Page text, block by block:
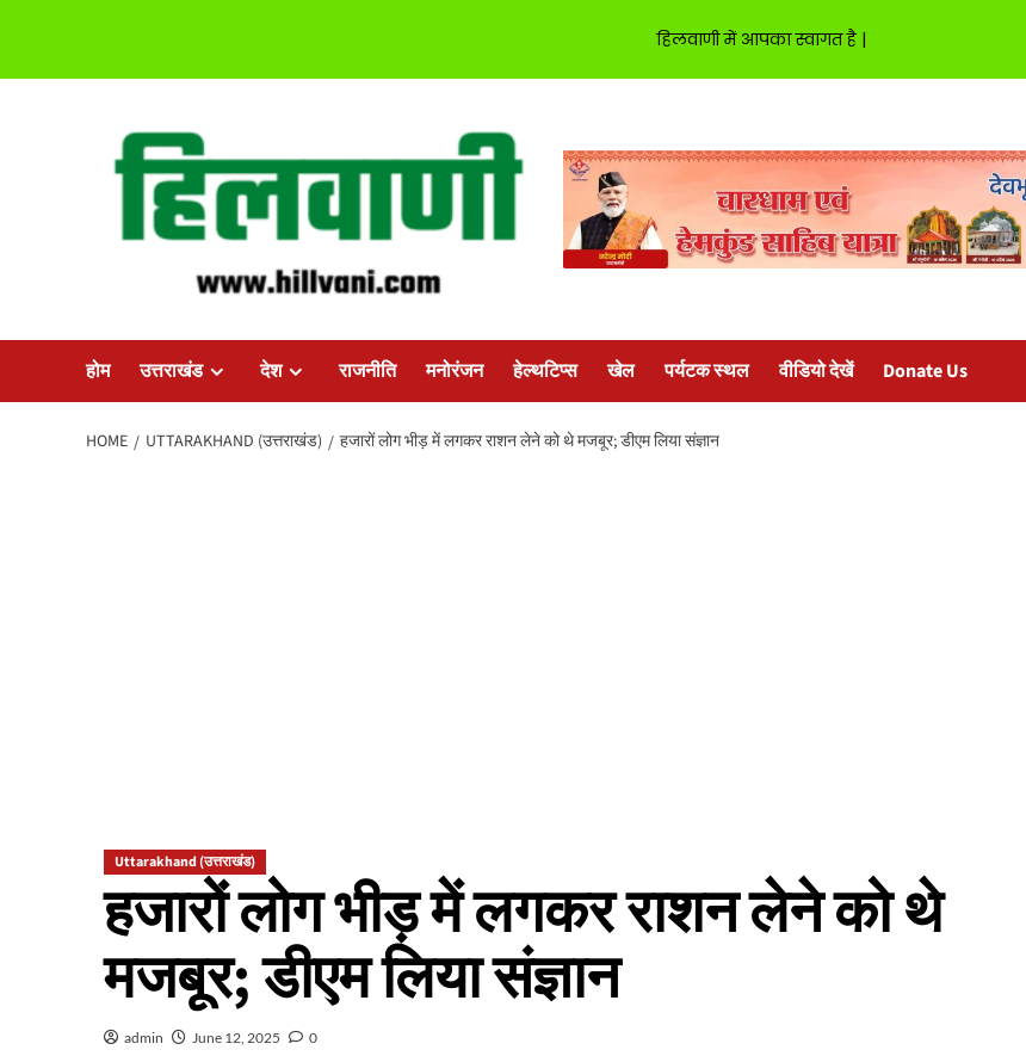
होम उत्तराखंड देश राजनीति मनोरंजन हेल्थटिप्स खेल पर्यटक स्थल वीडियो देखें Donate Us
HOME UTTARAKHAND (उत्तराखंड) हजारों लोग भीड़ में लगकर राशन लेने को थे मजबूर; डीएम लिया संज्ञान
Uttarakhand (उत्तराखंड)
हजारों लोग भीड़ में लगकर राशन लेने को थे
मजबूर; डीएम लिया संज्ञान
admin June 12, 2025 0
हिलवाणी में आपका स्वागत है |